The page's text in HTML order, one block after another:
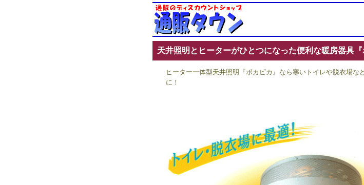
天井照明とヒーターがひとつになった便利な暖房器具『
ヒーター一体型天井照明『ポカピカ』なら寒いトイレや脱衣場な
に！